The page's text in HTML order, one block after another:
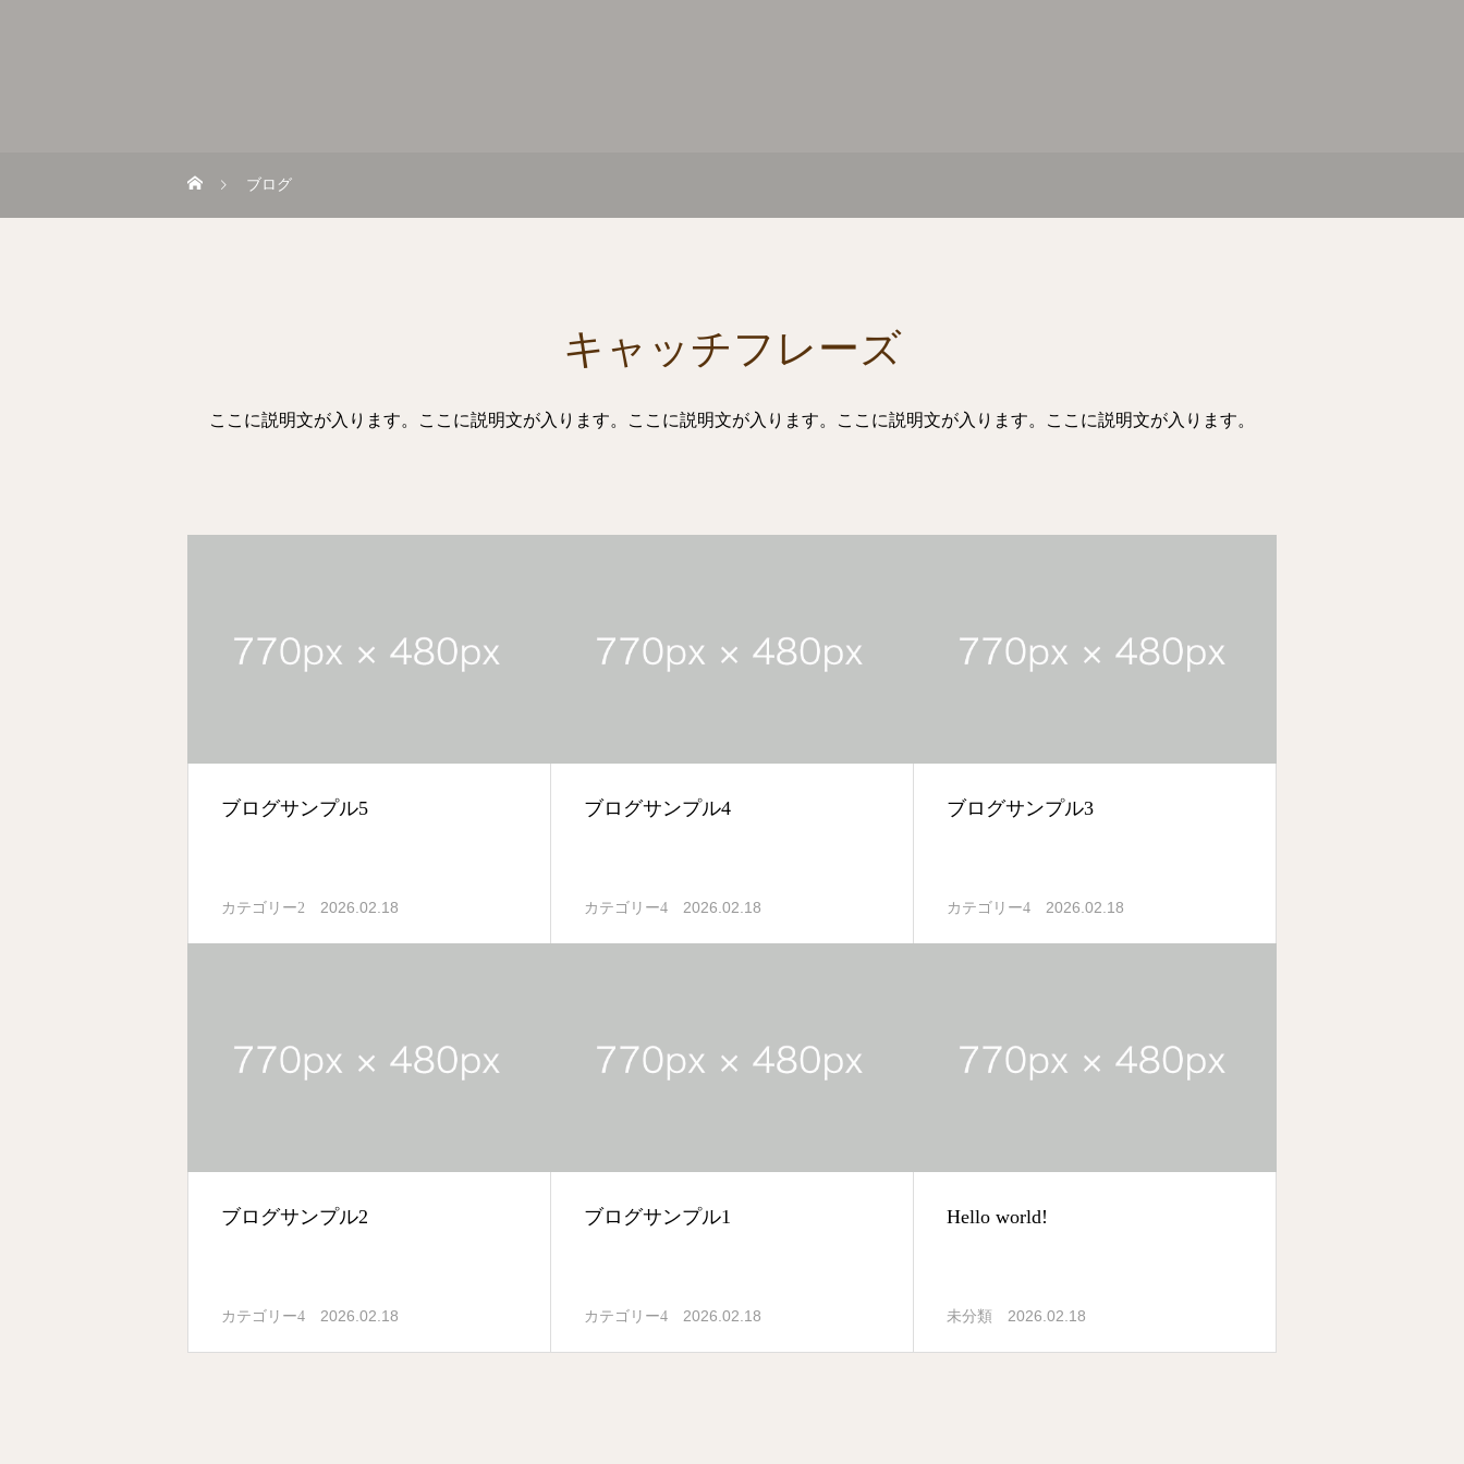
ブログ
キャッチフレーズ
ここに説明文が入ります。ここに説明文が入ります。ここに説明文が入ります。ここに説明文が入ります。ここに説明文が入ります。
ブログサンプル5
カテゴリー2 2026.02.18
ブログサンプル4
カテゴリー4 2026.02.18
ブログサンプル3
カテゴリー4 2026.02.18
ブログサンプル2
カテゴリー4 2026.02.18
ブログサンプル1
カテゴリー4 2026.02.18
Hello world!
未分類 2026.02.18